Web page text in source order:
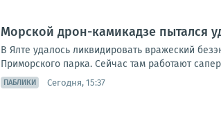
Морской дрон-камикадзе пытался
В Ялте удалось ликвидировать вражеский
Приморского парка. Сейчас там работают
ПАБЛИКИ Сегодня, 15:37